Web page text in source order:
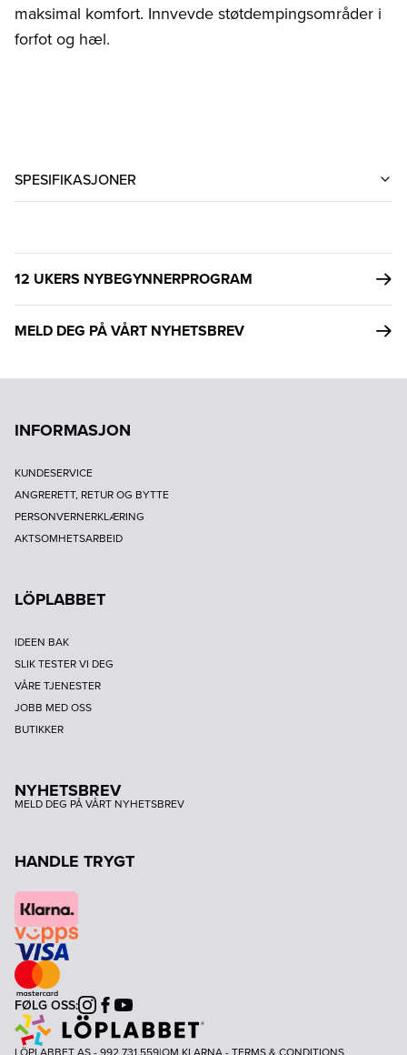
maksimal komfort. Innvevde støtdempingsområder i
forfot og hæl.
SPESIFIKASJONER
12 UKERS NYBEGYNNERPROGRAM
MELD DEG PÅ VÅRT NYHETSBREV
INFORMASJON
KUNDESERVICE
ANGRERETT, RETUR OG BYTTE
PERSONVERNERKLÆRING
AKTSOMHETSARBEID
LÖPLABBET
IDEEN BAK
SLIK TESTER VI DEG
VÅRE TJENESTER
JOBB MED OSS
BUTIKKER
NYHETSBREV
MELD DEG PÅ VÅRT NYHETSBREV
HANDLE TRYGT
FØLG OSS:Instagram
Facebook
Youtube
LÖPLABBET AS - 992 731 559|OM KLARNA-TERMS & CONDITIONS